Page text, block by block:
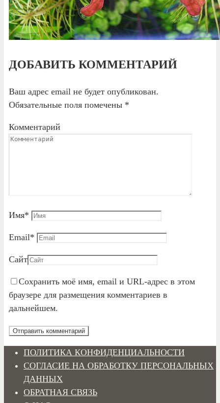
ДОБАВИТЬ КОММЕНТАРИЙ
Ваш адрес email не будет опубликован.
Обязательные поля помечены *
Комментарий
Имя*
Email*
Сайт
Сохранить моё имя, email и URL-адрес в этом
браузере для размещения комментариев в
дальнейшем.
ПОЛИТИКА КОНФИДЕНЦИАЛЬНОСТИ
СОГЛАСИЕ НА ОБРАБОТКУ ПЕРСОНАЛЬНЫХ
ДАННЫХ
ОБРАТНАЯ СВЯЗЬ